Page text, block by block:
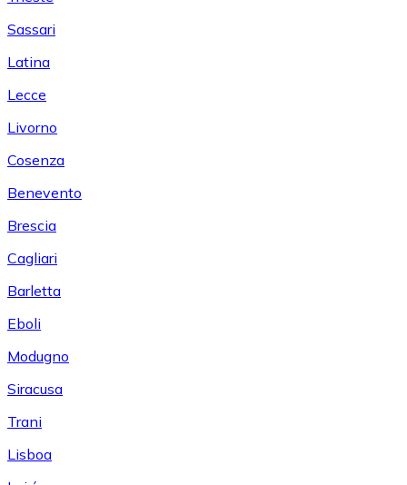
Sassari
Latina
Lecce
Livorno
Cosenza
Benevento
Brescia
Cagliari
Barletta
Eboli
Modugno
Siracusa
Trani
Lisboa